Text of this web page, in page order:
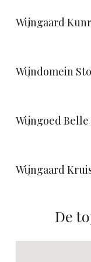
Wijngaard
Wijndomein
Wijngoed Belle
Wijngaard
De